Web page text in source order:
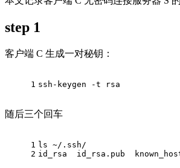
step 1
客户端 C 生成一对秘钥：
1 ssh-keygen -t rsa
随后三个回车
1
2
ls ~/.ssh/
id_rsa  id_rsa.pub